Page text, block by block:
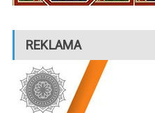
REKLAMA